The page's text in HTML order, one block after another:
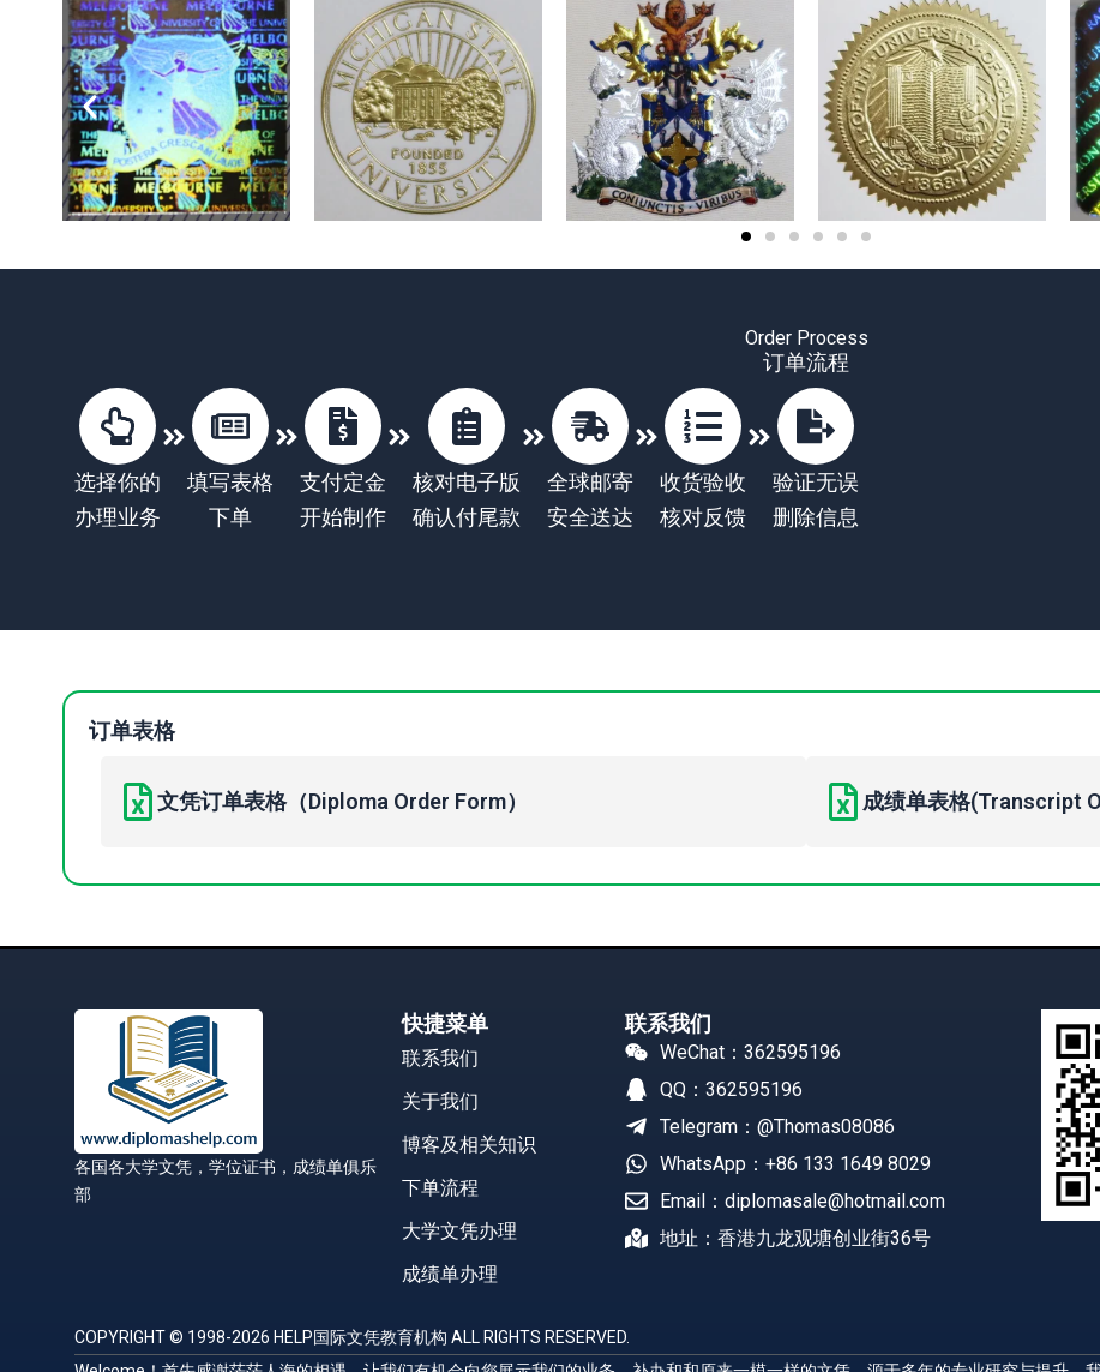
Order Process
订单流程
选择你的
办理业务
填写表格
下单
支付定金
开始制作
核对电子版
确认付尾款
全球邮寄
安全送达
收货验收
核对反馈
验证无误
删除信息
订单表格
文凭订单表格（Diploma Order Form） 成绩单表格(Transcript
各国各大学文凭，学位证书，成绩单俱乐
部
快捷菜单
联系我们
关于我们
博客及相关知识
下单流程
大学文凭办理
成绩单办理
联系我们
WeChat：362595196
QQ：362595196
Telegram：@Thomas08086
WhatsApp：+86 133 1649 8029
Email：diplomasale@hotmail.com
地址：香港九龙观塘创业街36号
COPYRIGHT © 1998-2026 HELP国际文凭教育机构 ALL RIGHTS RESERVED.